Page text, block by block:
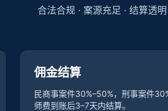
合法合规 · 案源充足 · 结算透
佣金结算
民商事案件30%–50%，刑事案件
师费到账后3–7天内结算。